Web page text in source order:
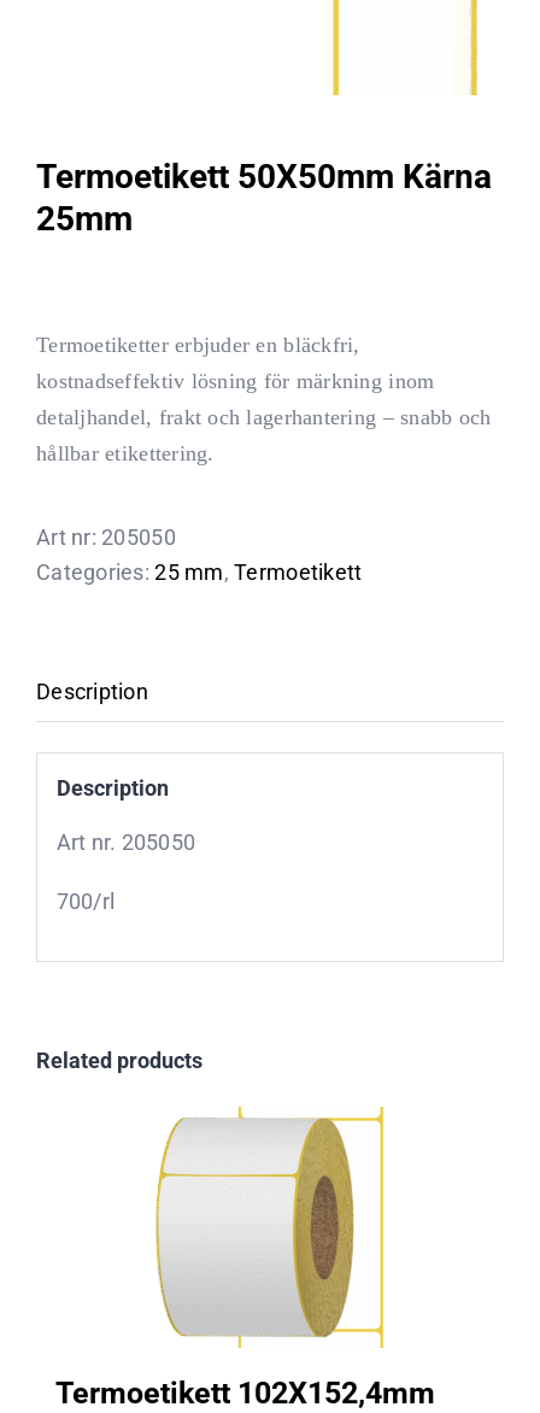
Termoetikett 50X50mm Kärna
25mm
Termoetiketter erbjuder en bläckfri,
kostnadseffektiv lösning för märkning inom
detaljhandel, frakt och lagerhantering – snabb och
hållbar etikettering.
Art nr: 205050
Categories:25 mm,Termoetikett
Description
Description
Art nr. 205050
700/rl
Related products
Termoetikett 102X152,4mm